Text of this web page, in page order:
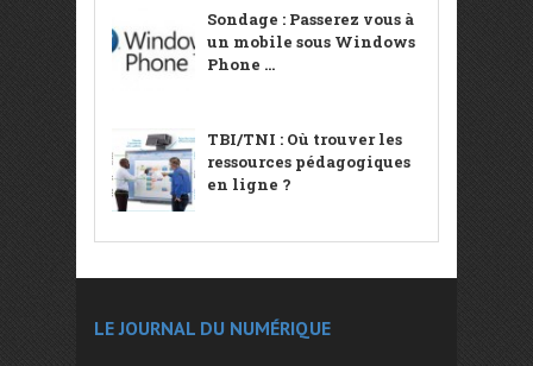
Sondage : Passerez vous à
un mobile sous Windows
Phone ...
TBI/TNI : Où trouver les
ressources pédagogiques
en ligne ?
LE JOURNAL DU NUMÉRIQUE